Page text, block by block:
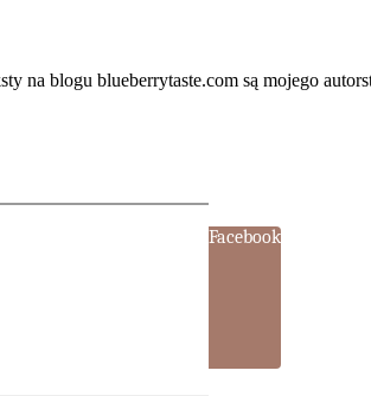
na blogu blueberrytaste.com są mojego
Facebook